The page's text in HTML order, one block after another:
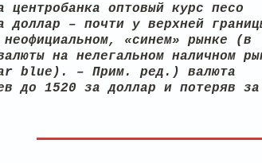
центробанка оптовый курс песо
доллар – почти у верхней
«синем» рынке (в
на нелегальном наличном
blue). – Прим. ред.) валюта
до 1520 за доллар и потеряв за